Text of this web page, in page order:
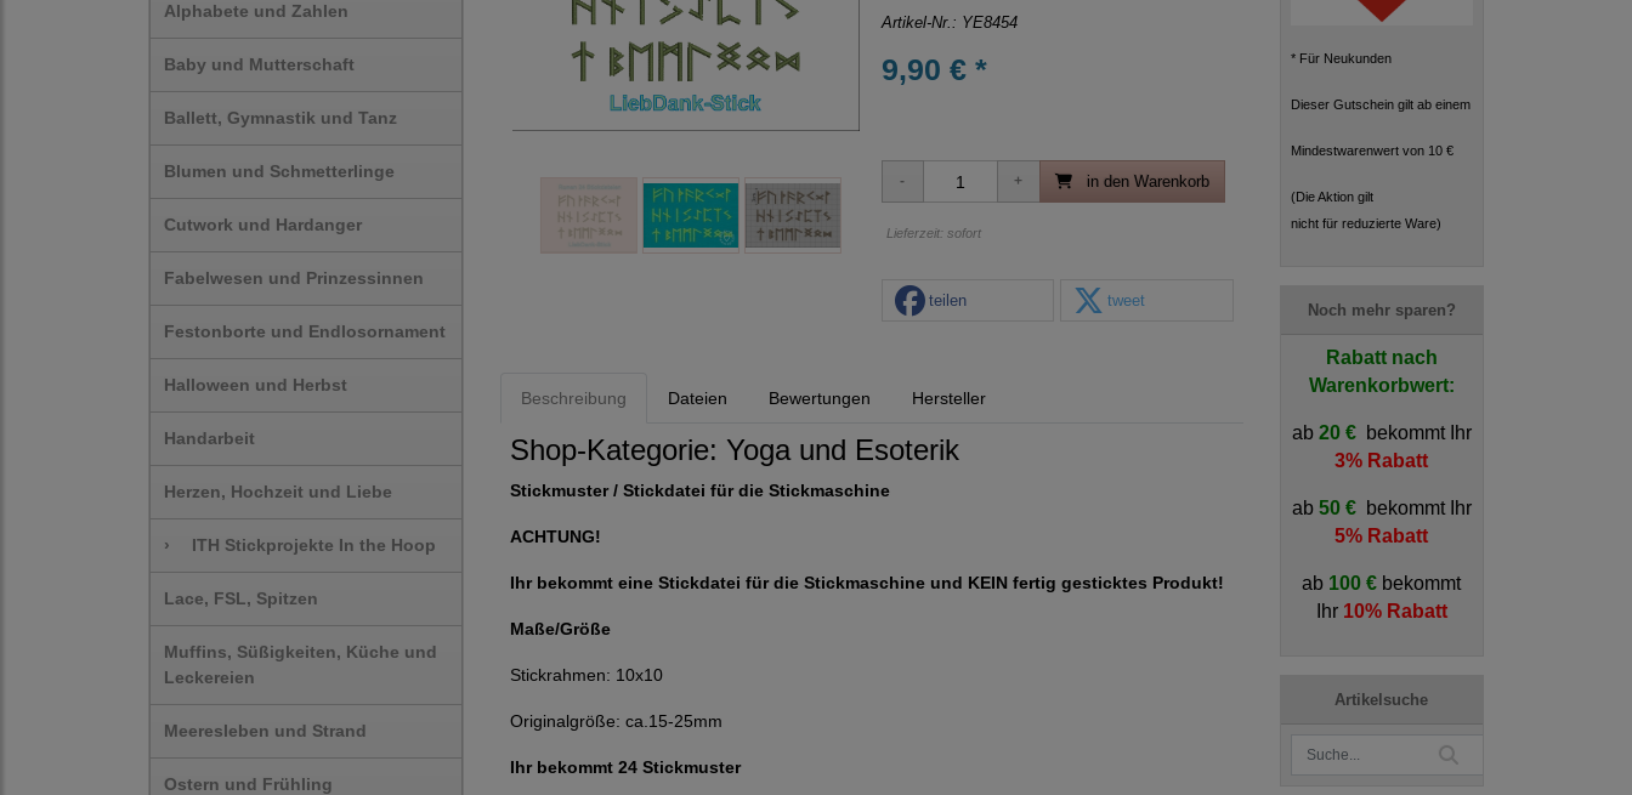
Alphabete und Zahlen
Baby und Mutterschaft
Ballett, Gymnastik und Tanz
Blumen und Schmetterlinge
Cutwork und Hardanger
Fabelwesen und Prinzessinnen
Festonborte und Endlosornament
Halloween und Herbst
Handarbeit
Herzen, Hochzeit und Liebe
› ITH Stickprojekte In the Hoop
Lace, FSL, Spitzen
Muffins, Süßigkeiten, Küche und
Leckereien
Meeresleben und Strand
Ostern und Frühling
Artikel-Nr.: YE8454
9,90 € *
in den Warenkorb
Lieferzeit: sofort
teilen tweet
Beschreibung Dateien Bewertungen Hersteller
Shop-Kategorie: Yoga und Esoterik
Stickmuster / Stickdatei für die Stickmaschine
ACHTUNG!
Ihr bekommt eine Stickdatei für die Stickmaschine und KEIN fertig gesticktes Produkt!
Maße/Größe
Stickrahmen: 10x10
Originalgröße: ca.15-25mm
Ihr bekommt 24 Stickmuster
* Für Neukunden
Dieser Gutschein gilt ab einem
Mindestwarenwert von 10 €
(Die Aktion gilt
nicht für reduzierte Ware)
Noch mehr sparen?
Rabatt nach
Warenkorbwert:
ab20 € bekommt Ihr
3% Rabatt
ab50 € bekommt Ihr
5% Rabatt
ab 100 € bekommt
Ihr 10% Rabatt
Artikelsuche